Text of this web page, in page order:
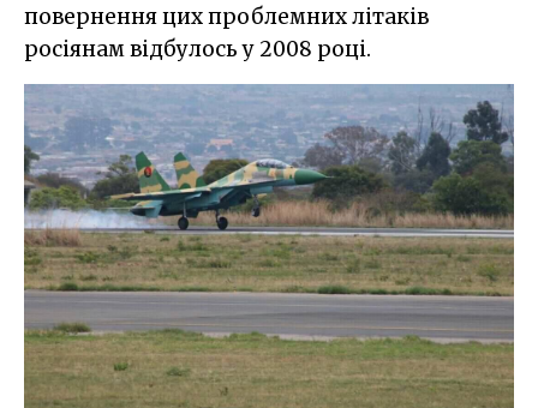
повернення цих проблемних літаків
росіянам відбулось у 2008 році.